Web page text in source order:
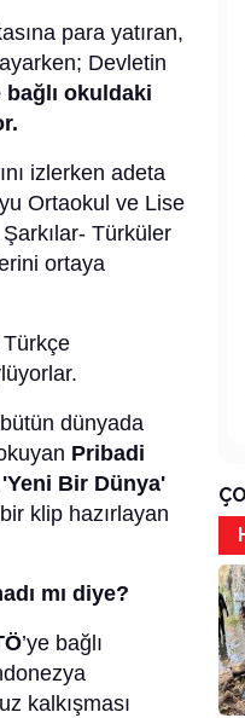
para yatıran,
Devletin
bağlı okuldaki
izlerken adeta
Ortaokul ve Lise
Türküler
ortaya
dünyada
Pribadi
'Yeni Bir Dünya'
klip hazırlayan
mı diye?
’ye bağlı
kalkışması